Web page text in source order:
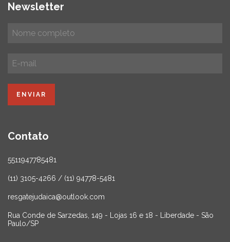
Newsletter
Contato
5511947785481
(11) 3105-4266 / (11) 94778-5481
resgatejudaica@outlook.com
Rua Conde de Sarzedas, 149 - Lojas 16 e 18 - Liberdade - São
Paulo/SP